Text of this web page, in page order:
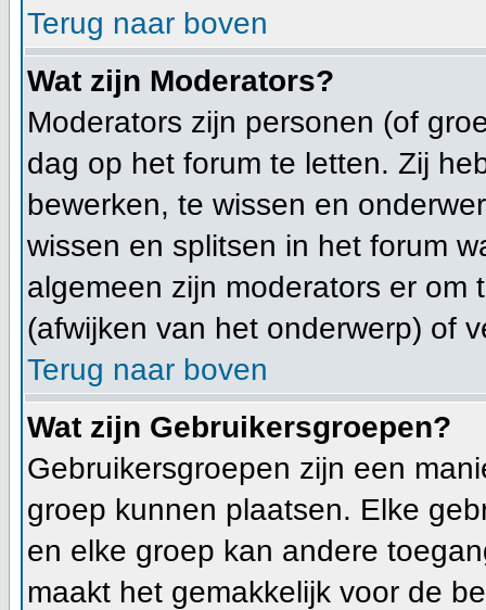
Terug naar boven
Wat zijn Moderators?
Moderators zijn personen (of
dag op het forum te letten. Zij
bewerken, te wissen en
wissen en splitsen in het forum
algemeen zijn moderators er
(afwijken van het onderwerp) of
Terug naar boven
Wat zijn Gebruikersgroepen?
Gebruikersgroepen zijn een
groep kunnen plaatsen. Elke
en elke groep kan andere
maakt het gemakkelijk voor de